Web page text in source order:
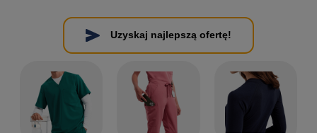
Uzyskaj najlepszą ofertę!